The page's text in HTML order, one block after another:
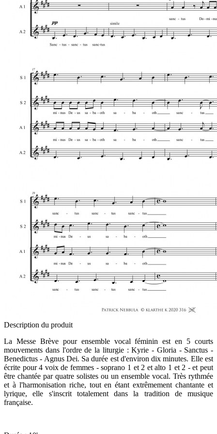
Description du produit
La Messe Brève pour ensemble vocal féminin est en 5 courts
mouvements dans l'ordre de la liturgie : Kyrie - Gloria - Sanctus -
Benedictus - Agnus Dei. Sa durée est d'environ dix minutes. Elle est
écrite pour 4 voix de femmes - soprano 1 et 2 et alto 1 et 2 - et peut
être chantée par quatre solistes ou un ensemble vocal. Très rythmée
et à l'harmonisation riche, tout en étant extrêmement chantante et
lyrique, elle s'inscrit totalement dans la tradition de musique
française.